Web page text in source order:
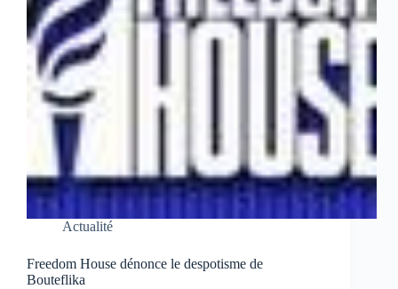
Actualité
Freedom House dénonce le despotisme de
Bouteflika